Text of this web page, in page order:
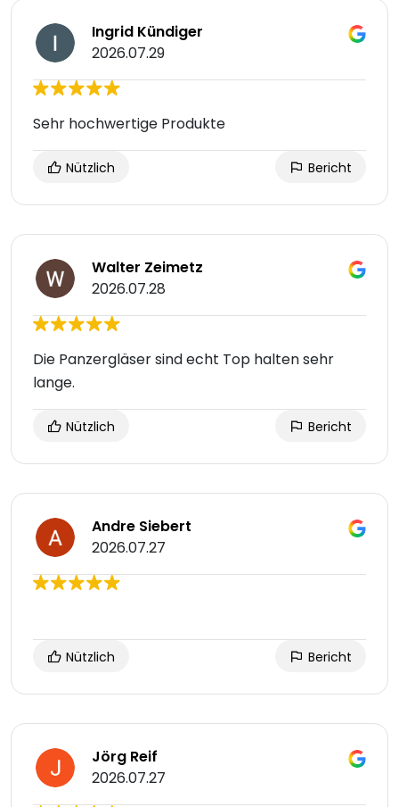
Ingrid Kündiger
2026.07.29
Sehr hochwertige Produkte
Nützlich Bericht
Walter Zeimetz
2026.07.28
Die Panzergläser sind echt Top halten sehr
lange.
Nützlich Bericht
Andre Siebert
2026.07.27
Nützlich Bericht
Jörg Reif
2026.07.27